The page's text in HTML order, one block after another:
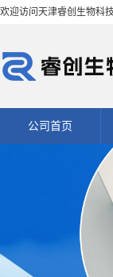
欢迎访问天津睿创生物科
公司首页